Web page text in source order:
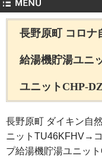
長野原町 コロナ
給湯機貯湯ユニ
ユニットCHP-
長野原町 ダイキン自
ニットTU46KFHV→
プ給湯機貯湯ユニッ